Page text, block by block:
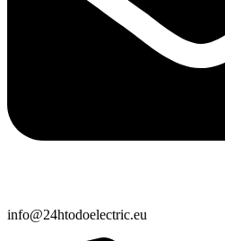
info@24htodoelectric.eu